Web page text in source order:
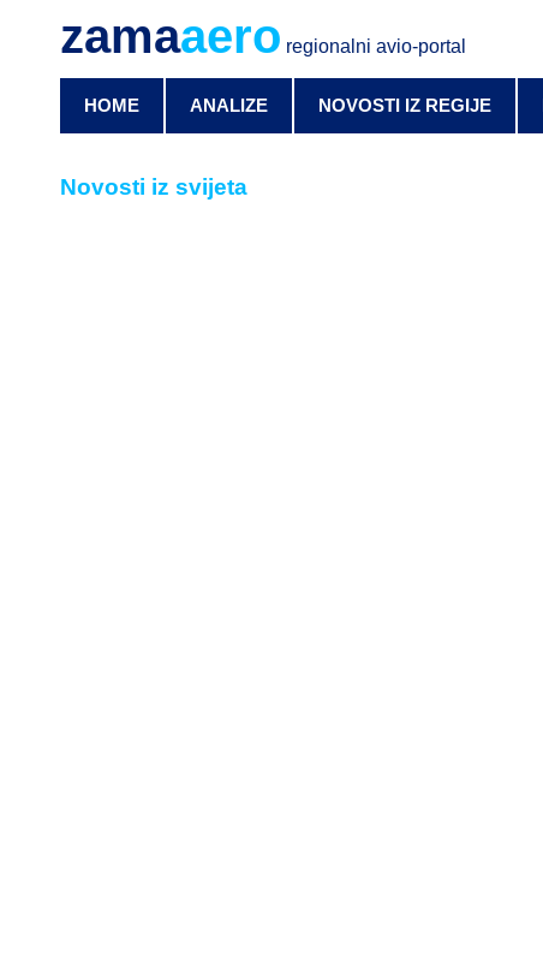
zamaaero regionalni avio-portal
HOME ANALIZE NOVOSTI IZ REGIJE
Novosti iz svijeta